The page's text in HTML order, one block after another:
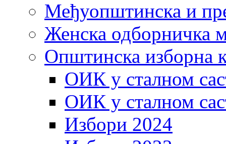
Међуопштинска и
Женска одборничка
Општинска изборна
ОИК у сталном
ОИК у сталном
Избори 2024